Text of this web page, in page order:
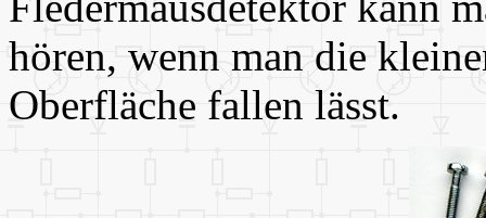
hören, wenn man die
Oberfläche fallen lässt.